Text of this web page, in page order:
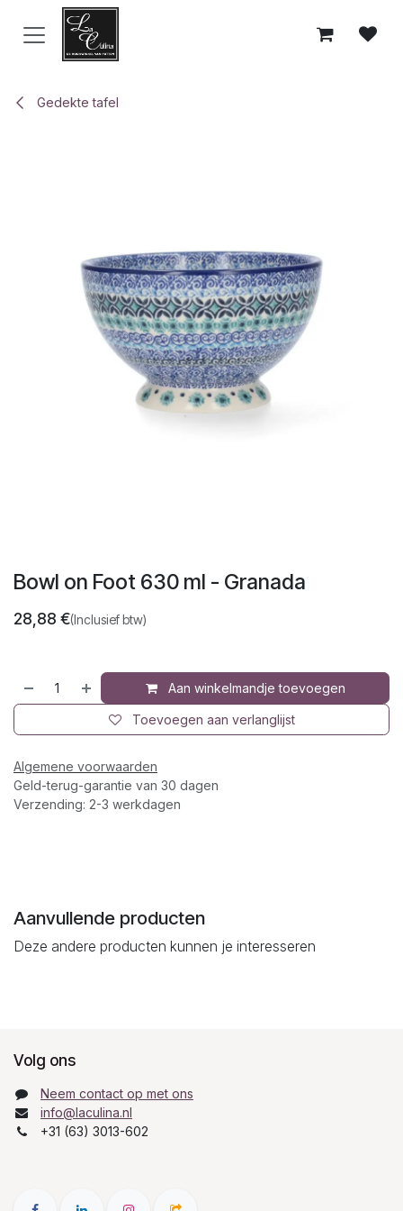
Overslaan naar inhoud
Gedekte tafel
Bowl on Foot 630 ml - Granada
28,88 €(Inclusief btw)
Aan winkelmandje toevoegen
Toevoegen aan verlanglijst
Algemene voorwaarden
Geld-terug-garantie van 30 dagen
Verzending: 2-3 werkdagen
Aanvullende producten
Deze andere producten kunnen je interesseren
Volg ons
Neem contact op met ons
info@laculina.nl
+31 (63) 3013-602